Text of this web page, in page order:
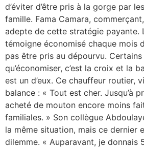
d’éviter d’être pris à la gorge par
famille. Fama Camara,
adepte de cette stratégie payante.
témoigne économisé chaque mois
pas être pris au dépourvu.
qu’économiser, c’est la croix et la
est un d’eux. Ce chauffeur routier,
balance : « Tout est cher. Jusqu’à
acheté de mouton encore moins
familiales. » Son collègue
la même situation, mais ce dernier
dilemme. « Auparavant, je donnais